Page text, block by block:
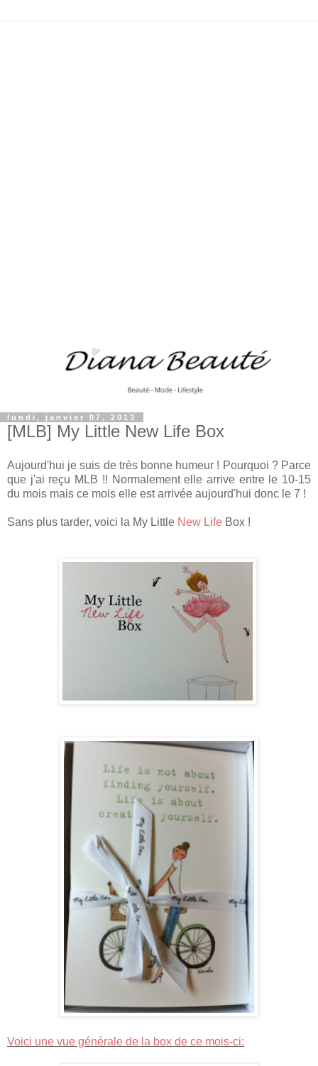
lundi, janvier 07, 2013
[MLB] My Little New Life Box
Aujourd'hui je suis de très bonne humeur ! Pourquoi ? Parce
que j'ai reçu MLB !! Normalement elle arrive entre le 10-15
du mois mais ce mois elle est arrivée aujourd'hui donc le 7 !
Sans plus tarder, voici la My Little New Life Box !
Voici une vue générale de la box de ce mois-ci: